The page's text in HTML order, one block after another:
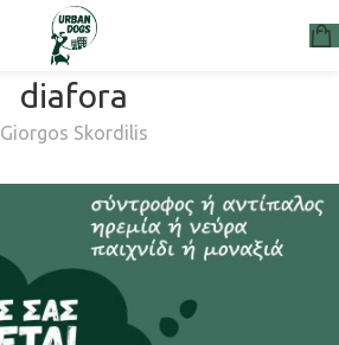
diafora
Giorgos Skordilis